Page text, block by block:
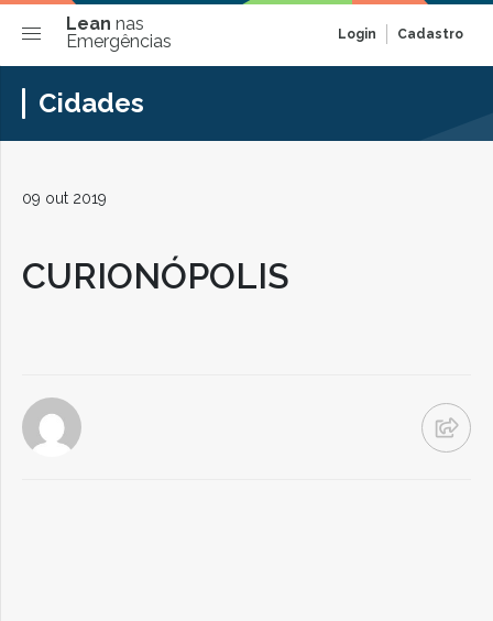
Lean nas
Emergências
Login Cadastro
Cidades
09 out 2019
CURIONÓPOLIS